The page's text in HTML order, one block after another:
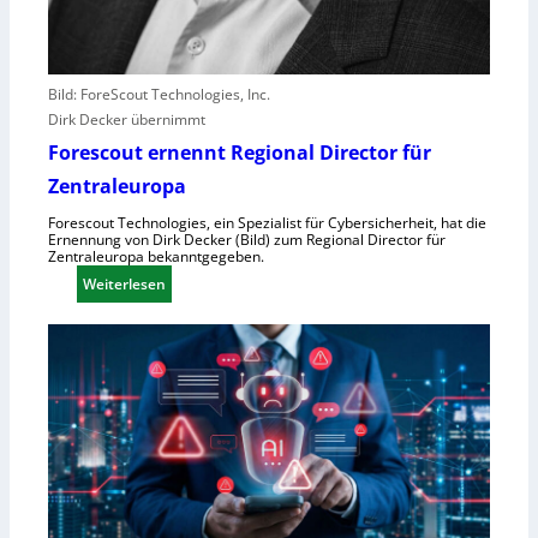
e
b
e
n
V
r
w
ü
f
e
w
e
g
e
n
S
c
h
Bild: ForeScout Technologies, Inc.
Dirk Decker übernimmt
Forescout ernennt Regional Director für
Zentraleuropa
Forescout Technologies, ein Spezialist für Cybersicherheit, hat die
Ernennung von Dirk Decker (Bild) zum Regional Director für
Zentraleuropa bekanntgegeben.
Weiterlesen
F
r
s
c
o
u
t